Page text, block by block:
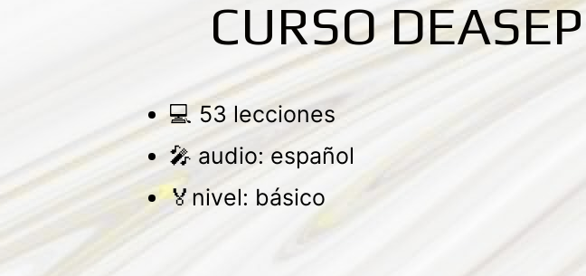
CURSO
53 lecciones
audio: español
nivel: básico